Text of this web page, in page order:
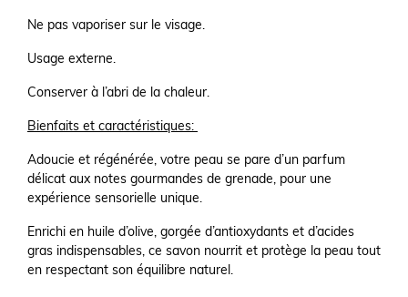
Ne pas vaporiser sur le visage.
Usage externe.
Conserver à l’abri de la chaleur.
Bienfaits et caractéristiques:
Adoucie et régénérée, votre peau se pare d’un parfum
délicat aux notes gourmandes de grenade, pour une
expérience sensorielle unique.
Enrichi en huile d’olive, gorgée d’antioxydants et d’acides
gras indispensables, ce savon nourrit et protège la peau tout
en respectant son équilibre naturel.